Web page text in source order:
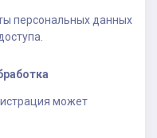
персональных данных
может